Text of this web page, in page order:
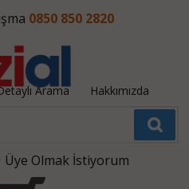
0850 850 2820
Arama Hakkımızda
Üye Olmak İstiyorum